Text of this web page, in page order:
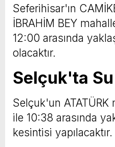
Seferihisar'ın
İBRAHİM BEY
12:00 arasında
olacaktır.
Selçuk'ta
Selçuk'un
ile 10:38 arasında
kesintisi yapılacaktır.